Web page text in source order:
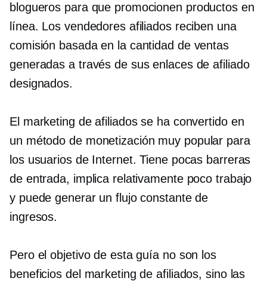
blogueros para que promocionen productos en
línea. Los vendedores afiliados reciben una
comisión basada en la cantidad de ventas
generadas a través de sus enlaces de afiliado
designados.
El marketing de afiliados se ha convertido en
un método de monetización muy popular para
los usuarios de Internet. Tiene pocas barreras
de entrada, implica relativamente poco trabajo
y puede generar un flujo constante de
ingresos.
Pero el objetivo de esta guía no son los
beneficios del marketing de afiliados, sino las